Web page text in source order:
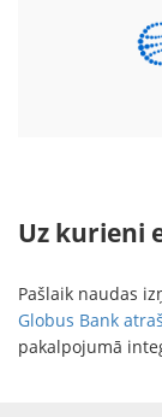
Uz kurieni
Pašlaik naudas
Globus Bank
pakalpojumā